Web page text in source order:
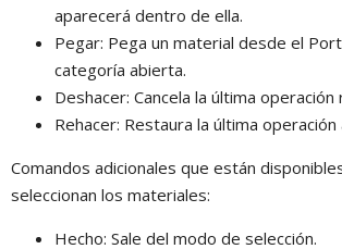
aparecerá dentro de ella.
Pegar: Pega un material desde el
categoría abierta.
Deshacer: Cancela la última operación
Rehacer: Restaura la última operación
Comandos adicionales que están
seleccionan los materiales:
Hecho: Sale del modo de selección.